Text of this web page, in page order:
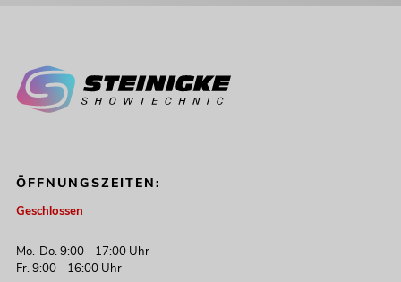
ÖFFNUNGSZEITEN:
Geschlossen
Mo.-Do. 9:00 - 17:00 Uhr
Fr. 9:00 - 16:00 Uhr